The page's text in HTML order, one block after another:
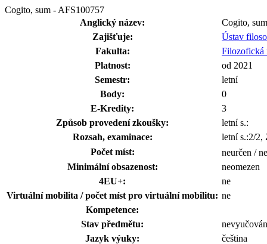
Cogito, sum - AFS100757
Anglický název:
Cogito, sum
Zajišťuje:
Ústav
Fakulta:
Filozofická
Platnost:
od 2021
Semestr:
letní
Body:
0
E-Kredity:
3
Způsob provedení zkoušky:
letní s.:
Rozsah, examinace:
letní s.:2/
Počet míst:
neurčen /
Minimální obsazenost:
neomezen
4EU+:
ne
Virtuální mobilita / počet míst pro virtuální mobilitu: ne
Kompetence:
Stav předmětu:
nevyučován
Jazyk výuky:
čeština